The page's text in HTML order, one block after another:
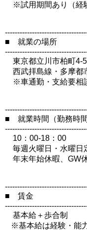
※試用期間あり（経
■ 就業の場所
東京都立川市柏町4-
西武拝島線・多摩都
※車通勤・支給要相
■ 就業時間（勤務時間
10：00-18：00
毎週火曜日・水曜日
年末年始休暇、GW
■ 賃金
基本給＋歩合制
※基本給は経験・能